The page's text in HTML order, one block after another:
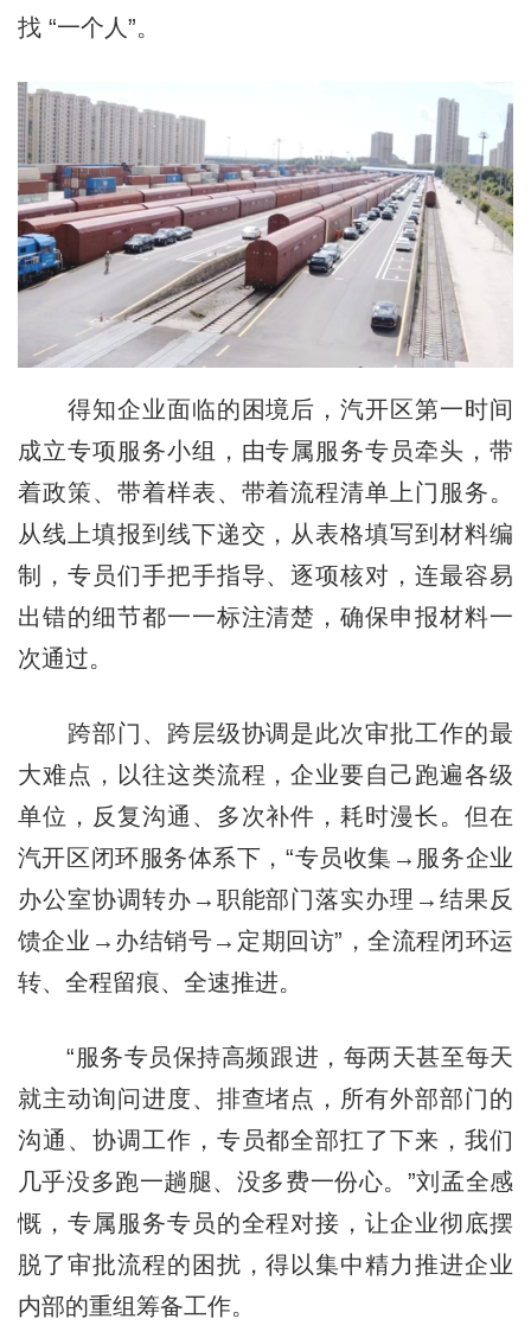
找 “一个人”。
得知企业面临的困境后，汽开区第一时间
成立专项服务小组，由专属服务专员牵头，带
着政策、带着样表、带着流程清单上门服务。
从线上填报到线下递交，从表格填写到材料编
制，专员们手把手指导、逐项核对，连最容易
出错的细节都一一标注清楚，确保申报材料一
次通过。
跨部门、跨层级协调是此次审批工作的最
大难点，以往这类流程，企业要自己跑遍各级
单位，反复沟通、多次补件，耗时漫长。但在
汽开区闭环服务体系下，“专员收集→服务企业
办公室协调转办→职能部门落实办理→结果反
馈企业→办结销号→定期回访”，全流程闭环运
转、全程留痕、全速推进。
“服务专员保持高频跟进，每两天甚至每天
就主动询问进度、排查堵点，所有外部部门的
沟通、协调工作，专员都全部扛了下来，我们
几乎没多跑一趟腿、没多费一份心。”刘孟全感
慨，专属服务专员的全程对接，让企业彻底摆
脱了审批流程的困扰，得以集中精力推进企业
内部的重组筹备工作。